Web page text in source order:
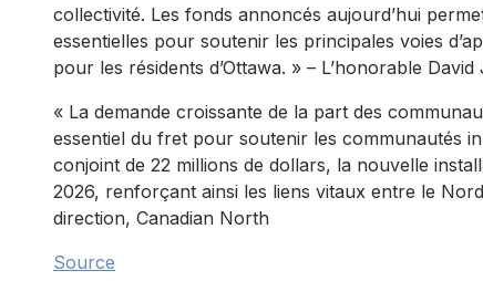
collectivité. Les fonds annoncés aujourd’hui
essentielles pour soutenir les principales voies
pour les résidents d’Ottawa. » – L’honorable
« La demande croissante de la part des
essentiel du fret pour soutenir les communautés
conjoint de 22 millions de dollars, la nouvelle
2026, renforçant ainsi les liens vitaux entre le
direction, Canadian North
Source